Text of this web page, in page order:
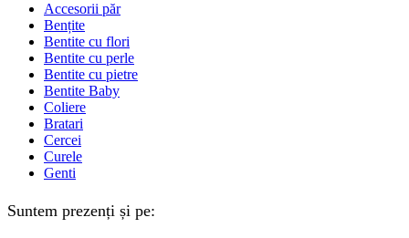
Accesorii păr
Bențite
Bentite cu flori
Bentite cu perle
Bentite cu pietre
Bentite Baby
Coliere
Bratari
Cercei
Curele
Genti
Suntem prezenți și pe: